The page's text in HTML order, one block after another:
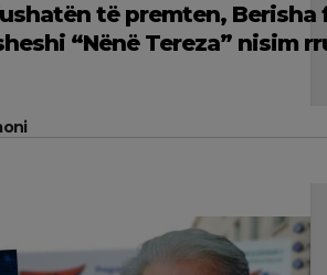
të premten, Berisha
“Nënë Tereza” nisim